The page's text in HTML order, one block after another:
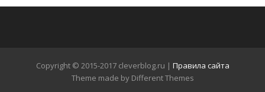
Copyright © 2015-2017 cleverblog.ru | Правила сайта
Theme made by Different Themes